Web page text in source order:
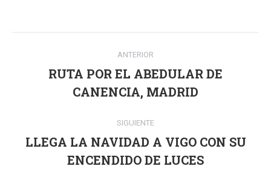
Navegación
entre
publicaciones
ANTERIOR
Publicación
anterior:
RUTA POR EL ABEDULAR DE
CANENCIA, MADRID
SIGUIENTE
Publicación
siguiente:
LLEGA LA NAVIDAD A VIGO CON SU
ENCENDIDO DE LUCES